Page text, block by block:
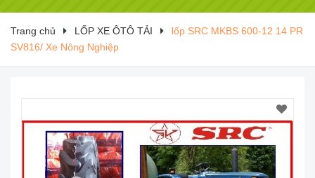
Trang chủ LỐP XE ÔTÔ TẢI
lốp SRC MKBS 600-12 14 PR
SV816/ Xe Nông Nghiệp